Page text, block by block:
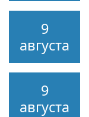
9
августа
9
августа